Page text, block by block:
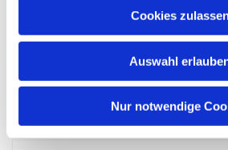
Cookies
Auswahl
Nur notwendige
Repair Cafe Nette in der DASA
Fehler finden